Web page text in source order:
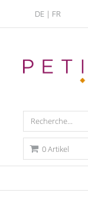
DE | FR
0 Artikel